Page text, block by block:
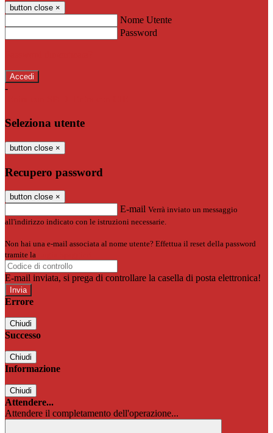
button close ×
Nome Utente
Password
-
Seleziona utente
button close ×
Recupero password
button close ×
E-mail Verrà inviato un messaggio
all'indirizzo indicato con le istruzioni necessarie.
Non hai una e-mail associata al nome utente? Effettua il reset della password
tramite la
E-mail inviata, si prega di controllare la casella di posta elettronica!
Errore
Chiudi
Successo
Chiudi
Informazione
Chiudi
Attendere...
Attendere il completamento dell'operazione...